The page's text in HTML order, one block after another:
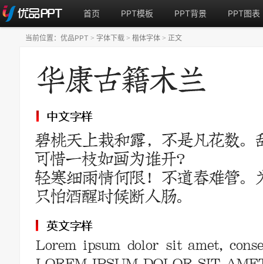
首页 PPT模板 PPT背景 PPT图表
当前位置： 优品PPT > 字体下载 > 楷体字体 > 正文